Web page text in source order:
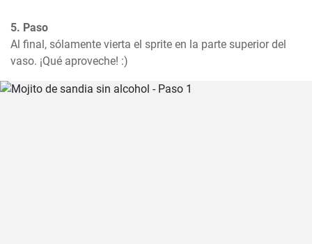
5. Paso
Al final, sólamente vierta el sprite en la parte superior del
vaso. ¡Qué aproveche! :)